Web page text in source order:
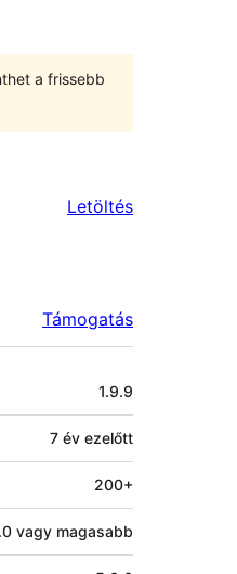
a frissebb
Letöltés
Támogatás
1.9.9
7 év ezelőtt
200+
vagy magasabb